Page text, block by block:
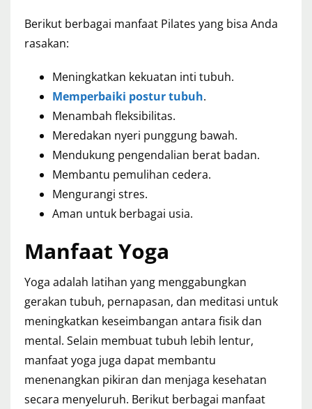
Berikut berbagai manfaat Pilates yang bisa Anda
rasakan:
Meningkatkan kekuatan inti tubuh.
Memperbaiki postur tubuh.
Menambah fleksibilitas.
Meredakan nyeri punggung bawah.
Mendukung pengendalian berat badan.
Membantu pemulihan cedera.
Mengurangi stres.
Aman untuk berbagai usia.
Manfaat Yoga
Yoga adalah latihan yang menggabungkan
gerakan tubuh, pernapasan, dan meditasi untuk
meningkatkan keseimbangan antara fisik dan
mental. Selain membuat tubuh lebih lentur,
manfaat yoga juga dapat membantu
menenangkan pikiran dan menjaga kesehatan
secara menyeluruh. Berikut berbagai manfaat